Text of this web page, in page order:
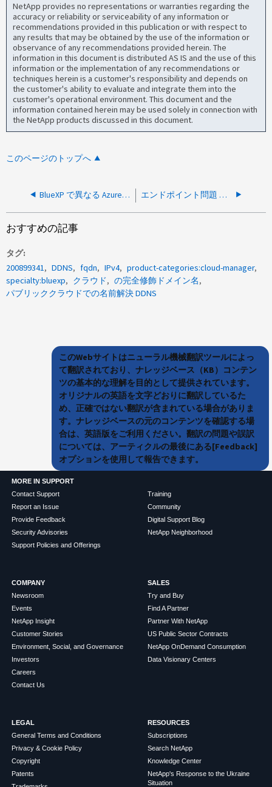
NetApp provides no representations or warranties regarding the
accuracy or reliability or serviceability of any information or
recommendations provided in this publication or with respect to
any results that may be obtained by the use of the information or
observance of any recommendations provided herein. The
information in this document is distributed AS IS and the use of this
information or the implementation of any recommendations or
techniques herein is a customer's responsibility and depends on
the customer's ability to evaluate and integrate them into the
customer's operational environment. This document and the
information contained herein may be used solely in connection with
the NetApp products discussed in this document.
このページのトップへ
BlueXP で異なる Azure リージョンでコネクタを作成できません エンドポイント問題 が原因で、Azureに新しいアグリゲートを作成できません
おすすめの記事
タグ
200899341
DDNS fqdn IPv4
product-categories:cloud-manager
specialty:bluexp
クラウド
の完全修飾ドメイン名
パブリッククラウドでの名前解決 DDNS
このWebサイトはニューラル機械翻訳ツールによっ
て翻訳されており、ナレッジベース（KB）コンテン
ツの基本的な理解を目的として提供されています。
オリジナルの英語を文字どおりに翻訳しているた
め、正確ではない翻訳が含まれている場合がありま
す。ナレッジベースの元のコンテンツを確認する場
合は、英語版をご利用ください。翻訳の問題や誤訳
については、アーティクルの最後にある[Feedback]
オプションを使用して報告できます。
MORE IN SUPPORT
Contact Support
Report an Issue
Provide Feedback
Security Advisories
Support Policies and Offerings
Training
Community
Digital Support Blog
NetApp Neighborhood
COMPANY
Newsroom
Events
NetApp Insight
Customer Stories
Environment, Social, and Governance
Investors
Careers
Contact Us
SALES
Try and Buy
Find A Partner
Partner With NetApp
US Public Sector Contracts
NetApp OnDemand Consumption
Data Visionary Centers
LEGAL
General Terms and Conditions
Privacy & Cookie Policy
Copyright
Patents
RESOURCES
Subscriptions
Search NetApp
Knowledge Center
NetApp's Response to the Ukraine
Situation